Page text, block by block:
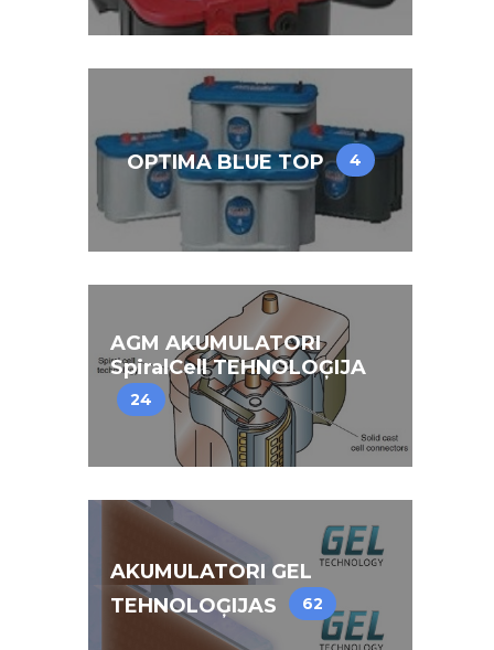
OPTIMA BLUE TOP 4
AGM AKUMULATORI
SpiralCell TEHNOLOĢIJA
24
AKUMULATORI GEL
TEHNOLOĢIJAS
62